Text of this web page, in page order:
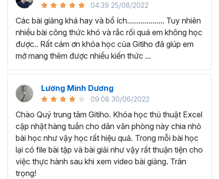
tác đăng ký khá đơn giản, bạn chỉ cần nhấn vào ĐĂNG
KÝ HỌC NGAY khóa học EXG08 trên gitiho.com là xong.
Nếu có bất cứ thắc mắc nào liên quan đến tớikhóa học
EXG02 - Thủ thuật Excel cập nhật hàng tuầnbạn hãy
để kết nối cho Gitiho qua hotline 0774 116 285 để được
tư vấn chi tiết nhé.
Nội dung bài giảng trong khóa
học thủ thuật trên Excel của
Gitiho?
Khóa học Thủ thuật Excel cập nhật các mẹo Excel văn
phòng hàng tuần, bạn có thể được update những nội
dung mới nhất về tin học văn phòng như sau:
04:39 25/08/2022
Các bài giảng khá hay và bổ ích................... Tuy nhiên
nhiều bài công thức khó và rắc rối quá em không học
được.. Rất cám ơn khóa học của Gitiho đã giúp em
mở mang thêm được nhiều kiến thức ...
Lương Minh Dương
09:08 30/06/2022
Chào Quý trung tâm Gitiho. Khóa học thủ thuật Excel
cập nhật hàng tuần cho dân văn phòng này chia nhỏ
bài học như vậy học rất hiệu quả. Trong mỗi bài học
lại có file bài tập và bài giải như vậy rất thuận tiện cho
việc thực hành sau khi xem video bài giảng. Trân
trọng!